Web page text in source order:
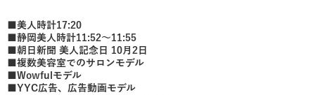
■美人時計17:20
■静岡美人時計11:52〜11:55
■朝日新聞 美人記念日 10月2日
■複数美容室でのサロンモデル
■Wowfulモデル
■YYC広告、広告動画モデル